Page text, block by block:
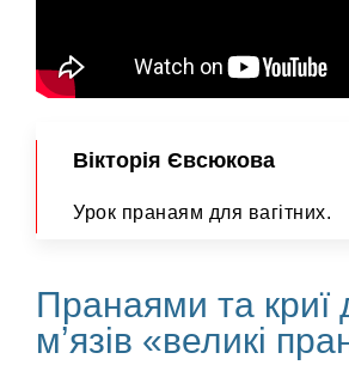
Вікторія Євсюкова
Урок пранаям для вагітних.
Пранаями та криї
мʼязів «великі